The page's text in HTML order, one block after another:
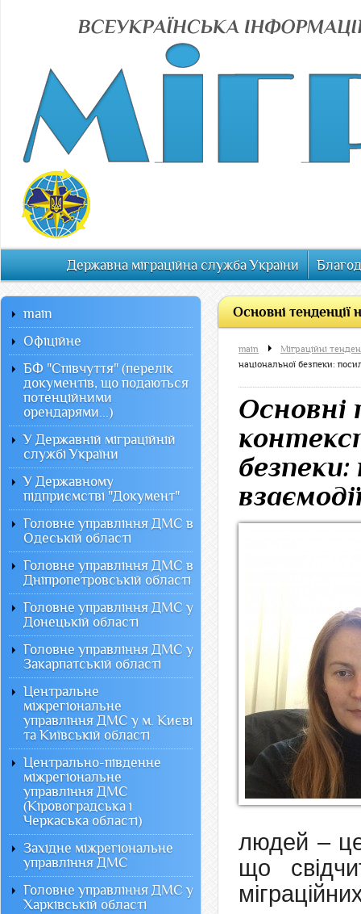
Державна міграційна служба України
Основні тенденції
main
Міграційні
національної безпеки:
Основні
людей –
що
main
Офiцiйне
БФ "Співчуття" (перелік
документів, що подаються
потенційними
орендарями...)
У Державній міграційній
службі України
У Державному
підприємстві "Документ"
Головне управління ДМС в
Одеській області
Головне управління ДМС в
Дніпропетровській області
Головне управління ДМС у
Донецькій області
Головне управління ДМС у
Закарпатській області
Центральне
міжрегіональне
управління ДМС у м. Києві
та Київській області
Центрально-південне
міжрегіональне
управління ДМС
(Кіровоградська і
Черкаська області)
Західне міжрегіональне
управління ДМС
Головне управління ДМС у
Харківській області